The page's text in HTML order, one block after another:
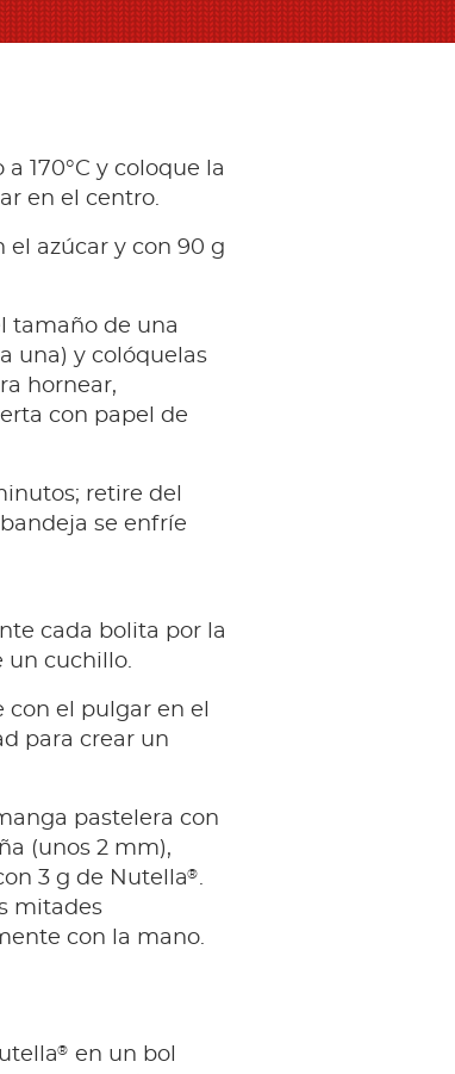
170°C y coloque la
en el centro.
el azúcar y con 90 g
tamaño de una
una) y colóquelas
hornear,
con papel de
retire del
se enfríe
cada bolita por la
un cuchillo.
el pulgar en el
para crear un
pastelera con
(unos 2 mm),
3 g de Nutella® .
mitades
con la mano.
® en un bol